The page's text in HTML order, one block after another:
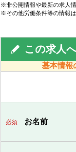
※非公開情報や最新の求人
※その他労働条件等の情報
この求人
基本情報
必須 お名前